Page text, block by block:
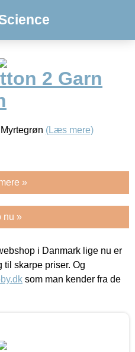
2 Garn
(Læs mere)
»
nu »
i Danmark lige nu er
til skarpe priser. Og
som man kender fra de